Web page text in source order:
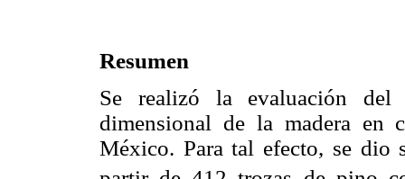
Resumen
Se realizó la evaluación
dimensional de la madera en
México. Para tal efecto, se dio